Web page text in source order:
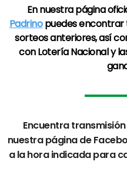
En nuestra página
Padrinopuedes encontrar
sorteos anteriores, así
conLotería Nacionaly
Encuentra
nuestra página de
a la hora indicada para